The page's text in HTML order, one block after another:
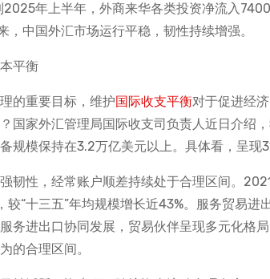
年上半年，外商来华各类投资净流入
，中国外汇市场运行平稳，韧性持续增强。
平衡
的重要目标，维护国际收支平衡对于促进经
国家外汇管理局国际收支司负责人近日介绍
规模保持在3.2万亿美元以上。具体看，呈现3
韧性，经常账户顺差持续处于合理区间。
较“十三五”年均规模增长近43%。服务贸易
务进出口协同发展，贸易伙伴呈现多元化格
的合理区间。